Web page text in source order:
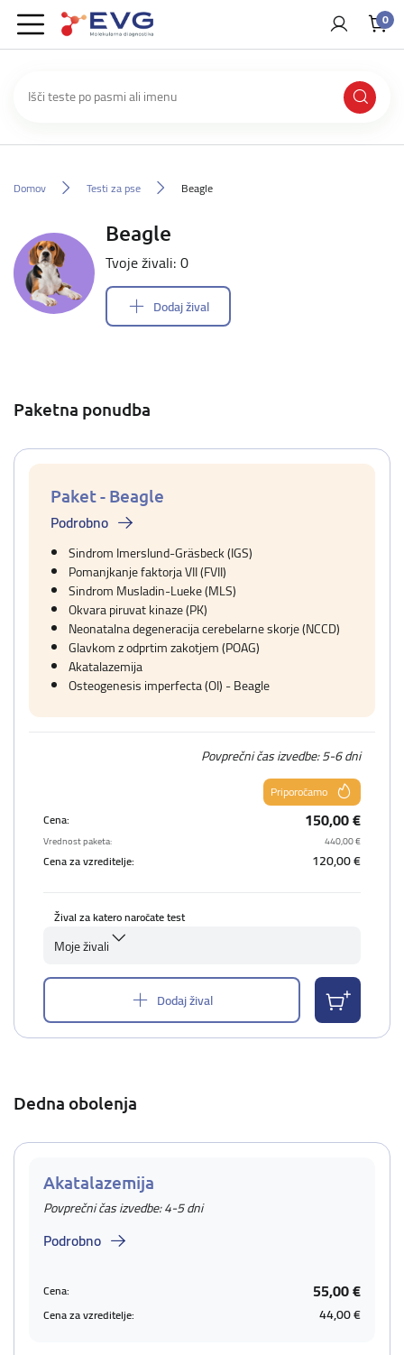
0
Domov Testi za pse Beagle
Beagle
Tvoje živali: 0
Dodaj žival
Paketna ponudba
Paket - Beagle
Podrobno
Sindrom Imerslund-Gräsbeck (IGS)
Pomanjkanje faktorja VII (FVII)
Sindrom Musladin-Lueke (MLS)
Okvara piruvat kinaze (PK)
Neonatalna degeneracija cerebelarne skorje (NCCD)
Glavkom z odprtim zakotjem (POAG)
Akatalazemija
Osteogenesis imperfecta (OI) - Beagle
Povprečni čas izvedbe: 5-6 dni
Priporočamo
Cena:
150,00 €
Vrednost paketa: 440,00 €
Cena za vzreditelje: 120,00 €
Žival za katero naročate test
Moje živali
Dodaj žival
Dedna obolenja
Akatalazemija
Povprečni čas izvedbe: 4-5 dni
Podrobno
Cena: 55,00 €
Cena za vzreditelje: 44,00 €